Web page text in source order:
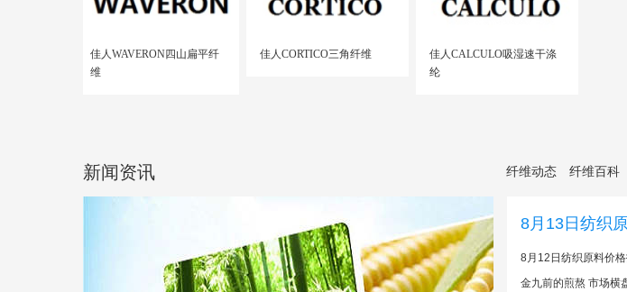
佳人WAVERON四山扁平纤
维
佳人CORTICO三角纤维
佳人CALCULO吸湿速干涤
纶
新闻资讯 纤维动态 纤维百科
8月13日纺织
8月12日纺织原料价
金九前的煎熬 市场横